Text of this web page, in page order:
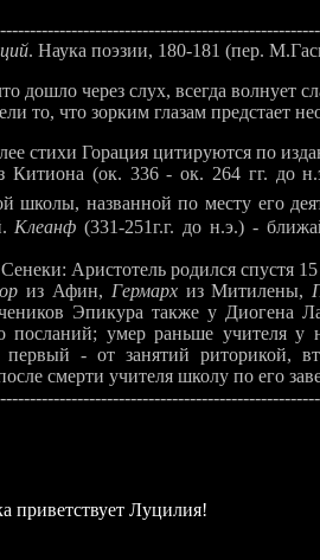
. Наука поэзии, 180-181 (пер.
через слух, всегда волнует
что зорким глазам предстает
стихи Горация цитируются по
Китиона (ок. 336 - ок. 264 гг. до
школы, названной по месту его
Клеанф (331-251г.г. до н.э.) -
Аристотель родился спустя 15
из Афин, Гермархиз Митилены,
Эпикура также у Диогена
посланий; умер раньше учителя у
первый - от занятий риторикой,
смерти учителя школу по его
Луцилия!